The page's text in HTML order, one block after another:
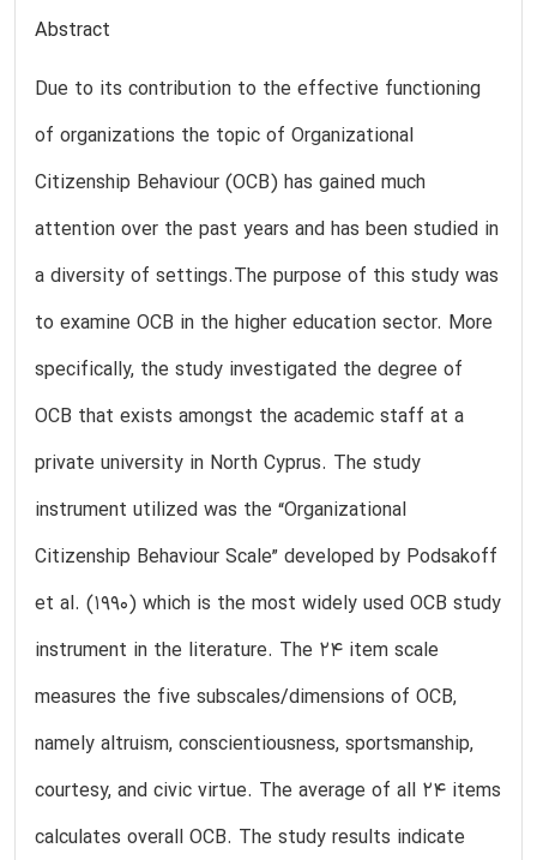
Abstract
Due to its contribution to the effective functioning
of organizations the topic of Organizational
Citizenship Behaviour (OCB) has gained much
attention over the past years and has been studied in
a diversity of settings.The purpose of this study was
to examine OCB in the higher education sector. More
specifically, the study investigated the degree of
OCB that exists amongst the academic staff at a
private university in North Cyprus. The study
instrument utilized was the “Organizational
Citizenship Behaviour Scale” developed by Podsakoff
et al. (1990) which is the most widely used OCB study
instrument in the literature. The 24 item scale
measures the five subscales/dimensions of OCB,
namely altruism, conscientiousness, sportsmanship,
courtesy, and civic virtue. The average of all 24 items
calculates overall OCB. The study results indicate